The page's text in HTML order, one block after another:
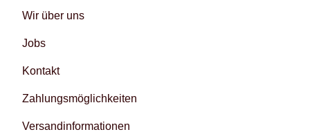
Wir über uns
Jobs
Kontakt
Zahlungsmöglichkeiten
Versandinformationen